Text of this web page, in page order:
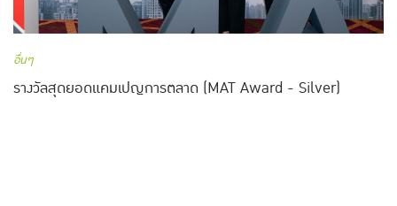
อื่นๆ
รางวัลสุดยอดแคมเปญการตลาด (MAT Award - Silver)